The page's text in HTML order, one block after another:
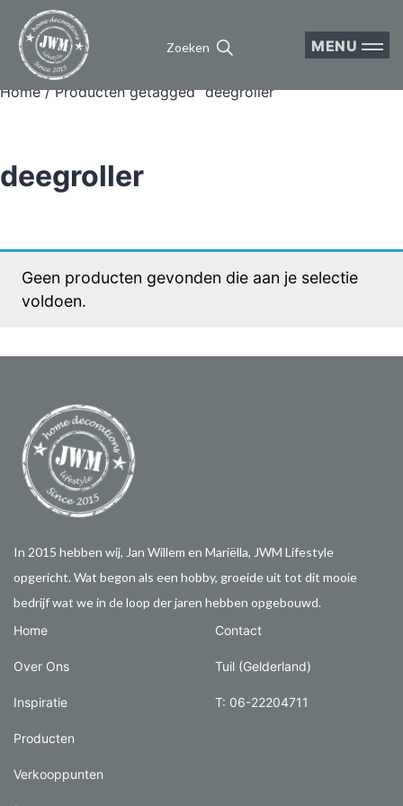
Zoeken MENU
Home/ Producten getagged “deegroller”
deegroller
Geen producten gevonden die aan je selectie
voldoen.
In 2015 hebben wij, Jan Willem en Mariëlla, JWM Lifestyle
opgericht. Wat begon als een hobby, groeide uit tot dit mooie
bedrijf wat we in de loop der jaren hebben opgebouwd.
Home
Over Ons
Inspiratie
Producten
Verkooppunten
Contact
Tuil (Gelderland)
T: 06-22204711